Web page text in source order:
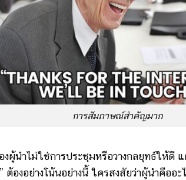
การสัมภาษณ์สำคัญมาก
ผู้นำไม่ใช่การประชุมหรือวางกลยุทธ์ให้ดี แ
ต้องอย่างโน้นอย่างนี้ ใครสงสัยว่าผู้นำคืออะ